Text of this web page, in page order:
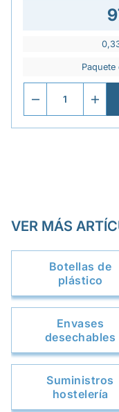
VER MÁS
Botellas de
plástico
Envases
desechables
Suministros
hostelería